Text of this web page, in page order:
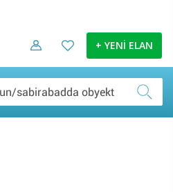
+ YENİ ELAN